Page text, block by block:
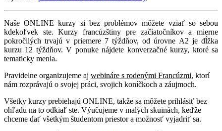
Naše ONLINE kurzy si bez problémov môžete vziať so sebou
kdekoľvek ste. Kurzy francúzštiny pre začiatočníkov a mierne
pokročilých trvajú v priemere 7 týždňov, od úrovne A2 je dĺžka
kurzu 12 týždňov. V ponuke nájdete konverzačné kurzy, ktoré sa
tematicky menia.
Pravidelne organizujeme aj webináre s rodenými Francúzmi, ktorí
nám rozprávajú o svojej práci, svojich koníčkoch a záujmoch.
Všetky kurzy prebiehajú ONLINE, takže sa môžete prihlásiť bez
ohľadu na to odkiaľ ste. Výučujeme v malých skuinách, keďže
chceme dať všetkým študentom priestor a možnosť vyjadriť sa.